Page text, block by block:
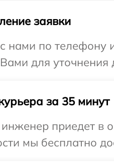
заявки
нами по телефону
для
за 35 минут
приедет в
мы бесплатно